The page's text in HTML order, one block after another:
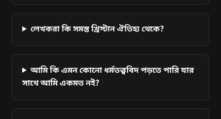
লেখকরা কি সমস্ত খ্রিস্টান ঐতিহ্য থেকে?
আমি কি এমন কোনো ধর্মতত্ত্ববিদ পড়তে পারি যার
সাথে আমি একমত নই?